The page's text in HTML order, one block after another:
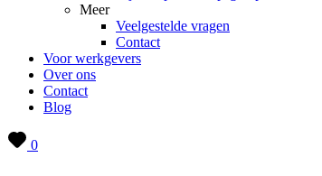
Meer
Veelgestelde vragen
Contact
Voor werkgevers
Over ons
Contact
Blog
0